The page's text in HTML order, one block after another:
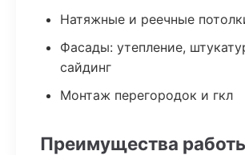
Натяжные и реечные
Фасады: утепление,
сайдинг
Монтаж перегородок и гкл
Преимущества